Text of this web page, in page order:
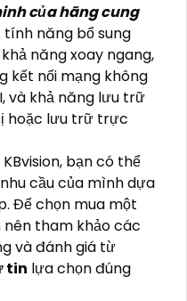
của hãng cung
năng bổ sung
năng xoay ngang,
kết nối mạng không
và khả năng lưu trữ
hoặc lưu trữ trực
bạn có thể
cầu của mình dựa
Để chọn mua một
tham khảo các
và đánh giá từ
tin lựa chọn đúng